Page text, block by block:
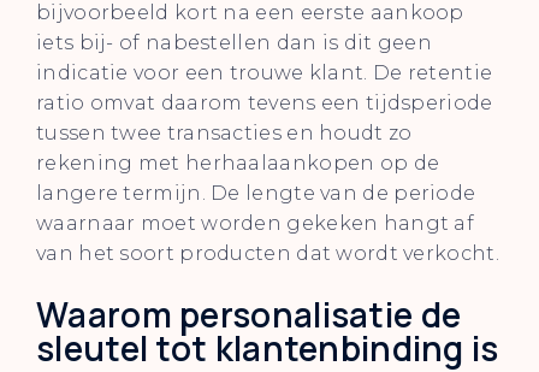
bijvoorbeeld kort na een eerste aankoop
iets bij- of nabestellen dan is dit geen
indicatie voor een trouwe klant. De retentie
ratio omvat daarom tevens een tijdsperiode
tussen twee transacties en houdt zo
rekening met herhaalaankopen op de
langere termijn. De lengte van de periode
waarnaar moet worden gekeken hangt af
van het soort producten dat wordt verkocht.
Waarom personalisatie de
sleutel tot klantenbinding is